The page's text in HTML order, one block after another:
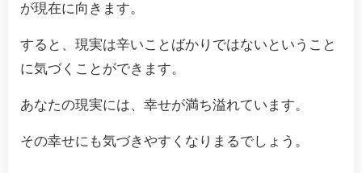
が現在に向きます。
すると、現実は辛いことばかりではないということ
に気づくことができます。
あなたの現実には、幸せが満ち溢れています。
その幸せにも気づきやすくなりまるでしょう。